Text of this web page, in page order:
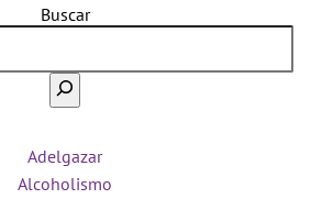
Buscar
Adelgazar
Alcoholismo